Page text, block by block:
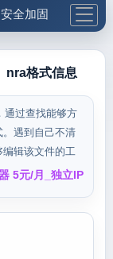
安全加固
更多工具
nra格式信息
通过查找能够方
遇到自己不清
辑该文件的工
5元/月_独立IP